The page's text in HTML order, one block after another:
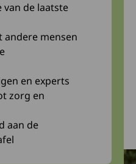
de laatste
andere mensen
en experts
zorg en
aan de